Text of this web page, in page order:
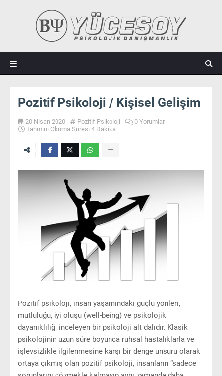
Pozitif Psikoloji / Kişisel Gelişim
20 Nisan 2020 Pozitif Psikoloji
0 Yorumlar
Tahmini Okuma Süresi 4 Dakika
Pozitif psikoloji, insan yaşamındaki güçlü yönleri,
mutluluğu, iyi oluşu (well-being) ve psikolojik
dayanıklılığı inceleyen bir psikoloji alt dalıdır. Klasik
psikolojinin uzun süre boyunca ruhsal hastalıklarla ve
işlevsizlikle ilgilenmesine karşı bir denge unsuru olarak
ortaya çıkmış olan pozitif psikoloji, insanların “sadece